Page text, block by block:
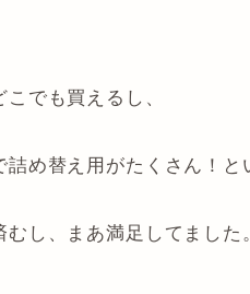
でも買えるし、
詰め替え用がたくさん！
むし、まあ満足してました